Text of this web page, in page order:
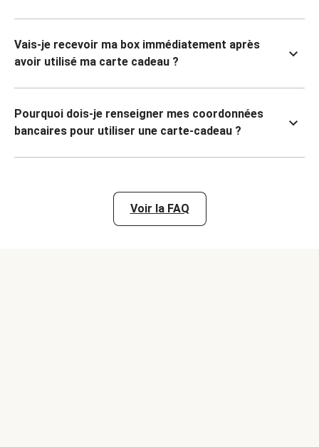
Vais-je recevoir ma box immédiatement après
avoir utilisé ma carte cadeau ?
Pourquoi dois-je renseigner mes coordonnées
bancaires pour utiliser une carte-cadeau ?
Voir la FAQ